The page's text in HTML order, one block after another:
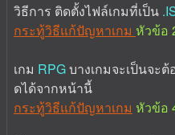
วิธีการ ติดตั้งไฟล์เกมที่เป็น
กระทู้วิธีแก้ปัญหาเกม หัวข้อ
เกม RPGบางเกมจะเป็นจะ
ดได้จากหน้านี้
กระทู้วิธีแก้ปัญหาเกม หัวข้อ